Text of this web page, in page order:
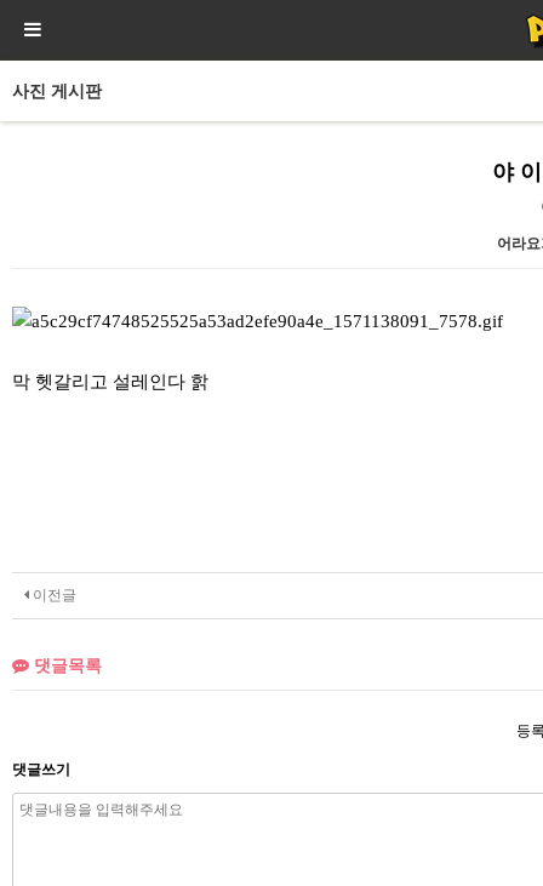
사진 게시판
야
어라요
본문
막 헷갈리고 설레인다 핡
이전글
댓글목록
등
댓글쓰기